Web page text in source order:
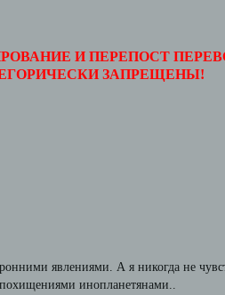
И ПЕРЕПОСТ
ЗАПРЕЩЕНЫ!
явлениями. А я никогда не
инопланетянами..